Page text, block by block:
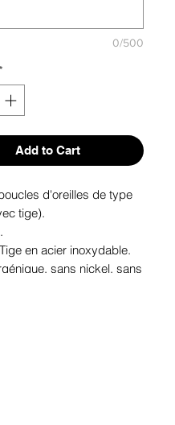
0/500
Add to Cart
d'oreilles de type
tige).
en acier inoxydable.
sans nickel, sans